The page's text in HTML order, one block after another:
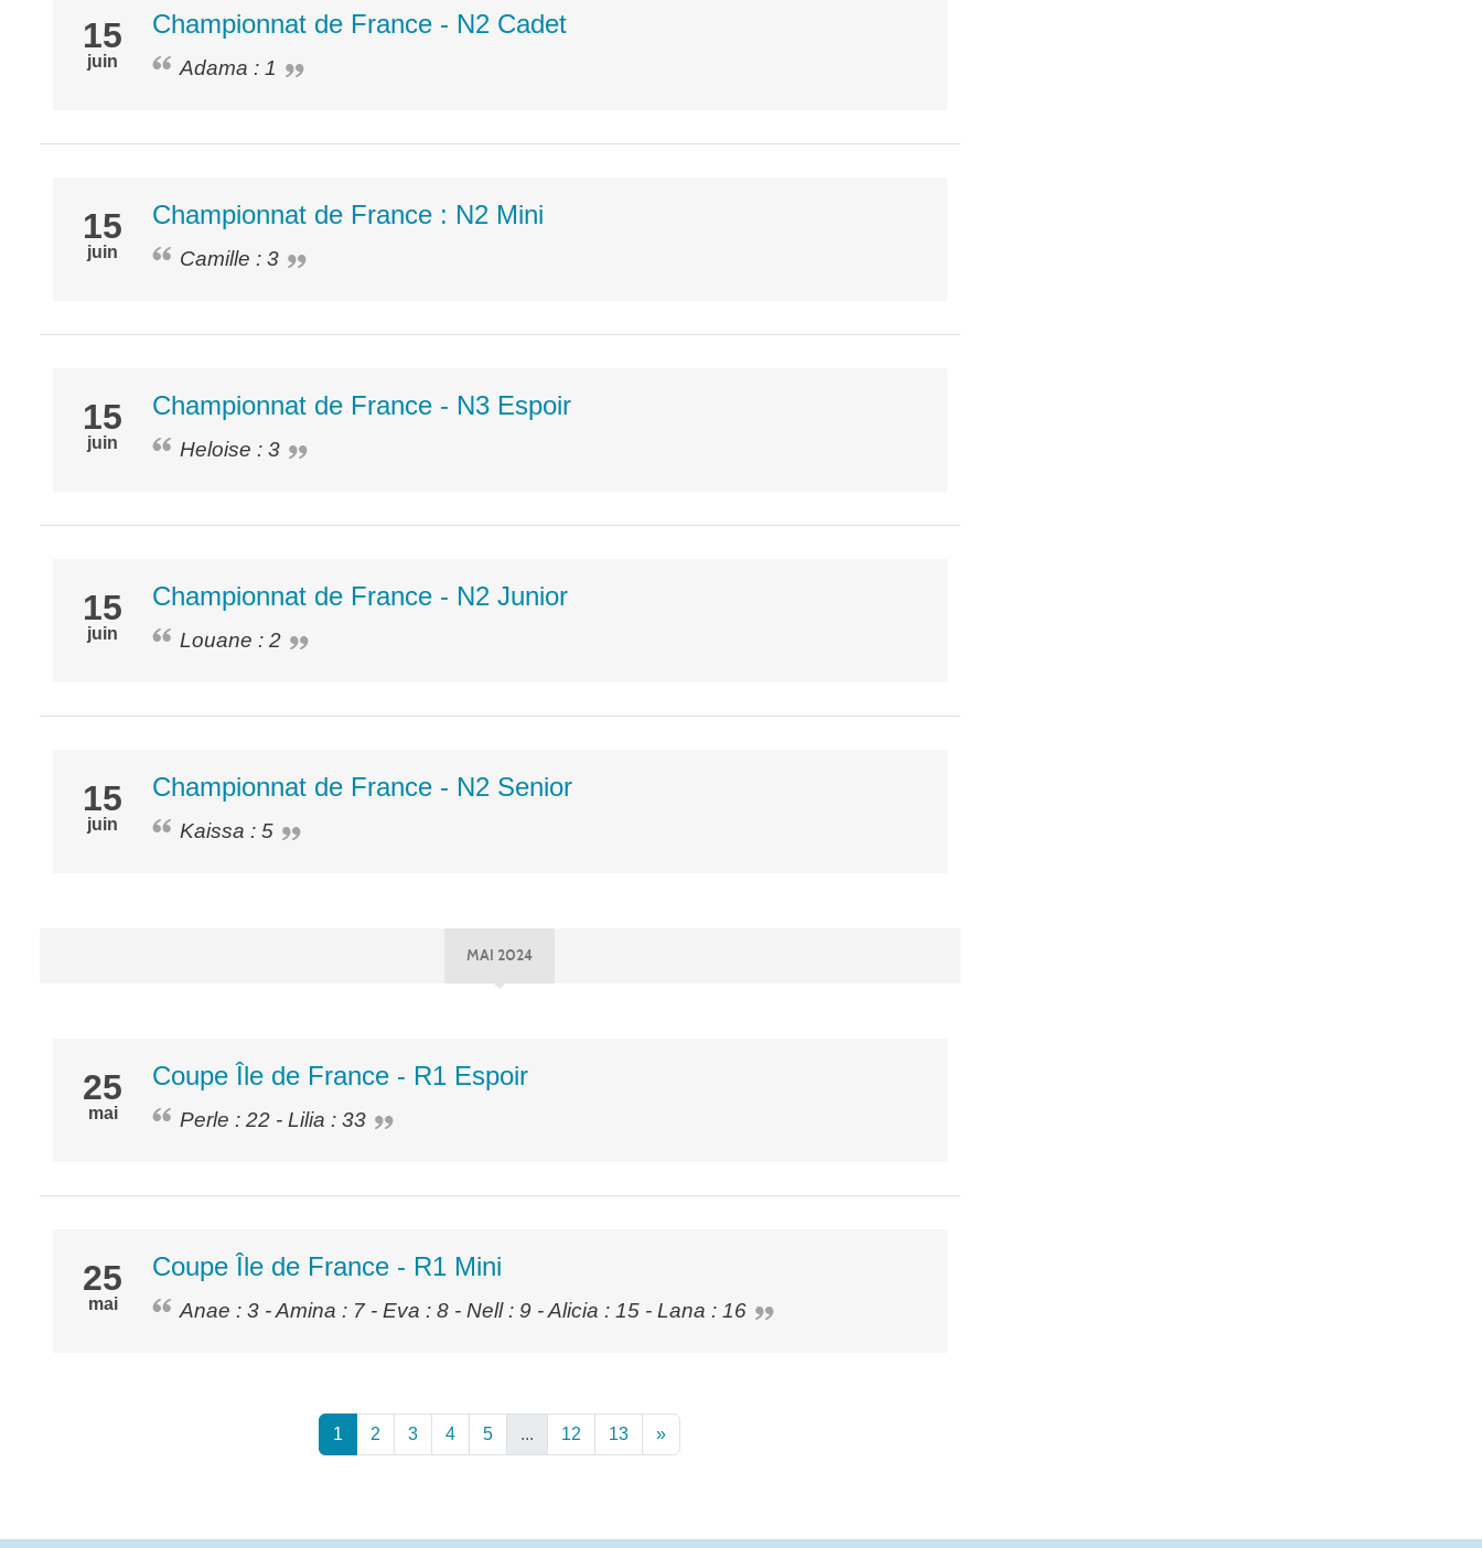
15
juin
Championnat de France - N2 Cadet
Adama : 1
15
juin
Championnat de France : N2 Mini
Camille : 3
15
juin
Championnat de France - N3 Espoir
Heloise : 3
15
juin
Championnat de France - N2 Junior
Louane : 2
15
juin
Championnat de France - N2 Senior
Kaissa : 5
MAI 2024
25
mai
Coupe Île de France - R1 Espoir
Perle : 22 - Lilia : 33
25
mai
Coupe Île de France - R1 Mini
Anae : 3 - Amina : 7 - Eva : 8 - Nell : 9 - Alicia : 15 - Lana : 16
1 2 3 4 5 ... 12 13 »